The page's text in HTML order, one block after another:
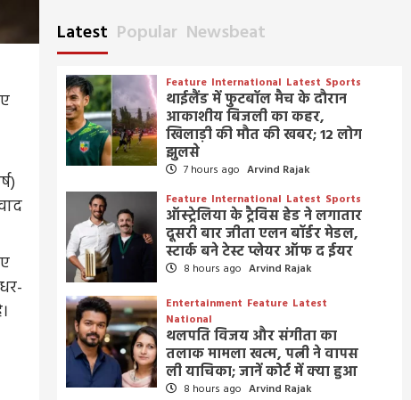
Latest Popular Newsbeat
Feature International Latest Sports
थाईलैंड में फुटबॉल मैच के दौरान
आकाशीय बिजली का कहर,
खिलाड़ी की मौत की खबर; 12 लोग
झुलसे
7 hours ago Arvind Rajak
Feature International Latest Sports
ऑस्ट्रेलिया के ट्रैविस हेड ने लगातार
दूसरी बार जीता एलन बॉर्डर मेडल,
स्टार्क बने टेस्ट प्लेयर ऑफ द ईयर
8 hours ago Arvind Rajak
Entertainment Feature Latest
National
थलपति विजय और संगीता का
तलाक मामला खत्म, पत्नी ने वापस
ली याचिका; जानें कोर्ट में क्या हुआ
8 hours ago Arvind Rajak